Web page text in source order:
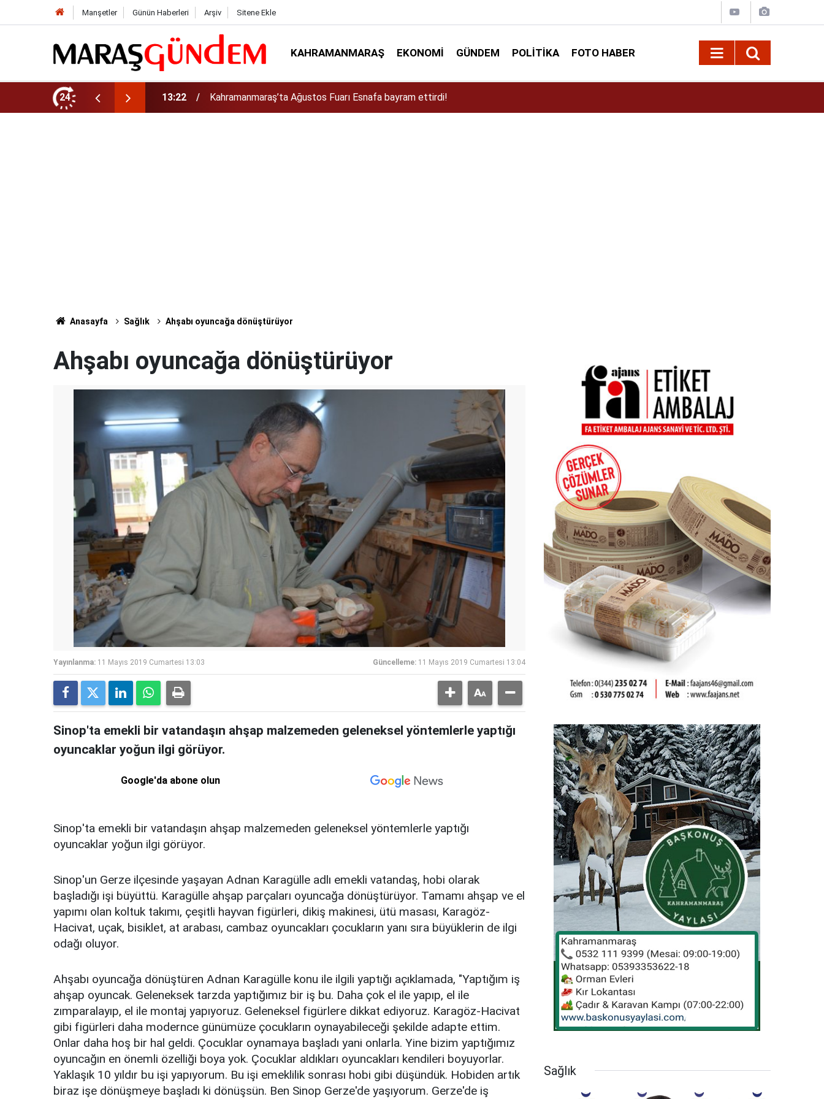
Manşetler Günün Haberleri Arşiv Sitene Ekle
KAHRAMANMARAŞ EKONOMI GÜNDEM POLITIKA FOTO HABER
24 13:17 Kahramanmaraş’ta Dulkadiroğlu Kırsalına 45 Milyonluk Yol Yatırımı!
Anasayfa Sağlık Ahşabı oyuncağa dönüştürüyor
Ahşabı oyuncağa dönüştürüyor
Yayınlanma: 11 Mayıs 2019 Cumartesi 13:03 Güncelleme: 11 Mayıs 2019 Cumartesi 13:04
Sinop'ta emekli bir vatandaşın ahşap malzemeden geleneksel yöntemlerle yaptığı
oyuncaklar yoğun ilgi görüyor.
Google'da abone olun
Sinop'ta emekli bir vatandaşın ahşap malzemeden geleneksel yöntemlerle yaptığı
oyuncaklar yoğun ilgi görüyor.
Sinop'un Gerze ilçesinde yaşayan Adnan Karagülle adlı emekli vatandaş, hobi olarak
başladığı işi büyüttü. Karagülle ahşap parçaları oyuncağa dönüştürüyor. Tamamı ahşap ve el
yapımı olan koltuk takımı, çeşitli hayvan figürleri, dikiş makinesi, ütü masası, Karagöz-
Hacivat, uçak, bisiklet, at arabası, cambaz oyuncakları çocukların yanı sıra büyüklerin de ilgi
odağı oluyor.
Ahşabı oyuncağa dönüştüren Adnan Karagülle konu ile ilgili yaptığı açıklamada, "Yaptığım iş
ahşap oyuncak. Geleneksek tarzda yaptığımız bir iş bu. Daha çok el ile yapıp, el ile
zımparalayıp, el ile montaj yapıyoruz. Geleneksel figürlere dikkat ediyoruz. Karagöz-Hacivat
gibi figürleri daha modernce günümüze çocukların oynayabileceği şekilde adapte ettim.
Onlar daha hoş bir hal geldi. Çocuklar oynamaya başladı yani onlarla. Yine bizim yaptığımız
oyuncağın en önemli özelliği boya yok. Çocuklar aldıkları oyuncakları kendileri boyuyorlar.
Yaklaşık 10 yıldır bu işi yapıyorum. Bu işi emeklilik sonrası hobi gibi düşündük. Hobiden artık
biraz işe dönüşmeye başladı ki dönüşsün. Ben Sinop Gerze'de yaşıyorum. Gerze'de iş
Sağlık